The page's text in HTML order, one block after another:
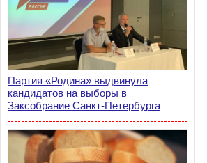
Партия «Родина» выдвинула
кандидатов на выборы в
Заксобрание Санкт-Петербурга